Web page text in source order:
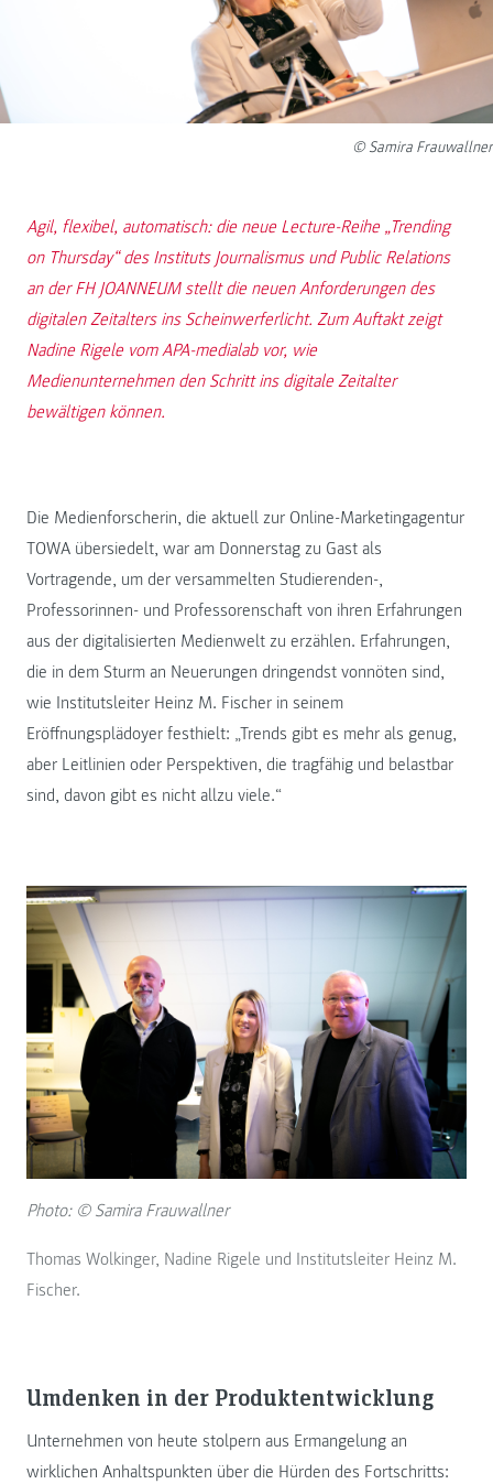
© Samira Frauwallner
Agil, flexibel, automatisch: die neue Lecture-Reihe „Trending
on Thursday“ des Instituts Journalismus und Public Relations
an der FH JOANNEUM stellt die neuen Anforderungen des
digitalen Zeitalters ins Scheinwerferlicht. Zum Auftakt zeigt
Nadine Rigele vom APA-medialab vor, wie
Medienunternehmen den Schritt ins digitale Zeitalter
bewältigen können.
Die Medienforscherin, die aktuell zur Online-Marketingagentur
TOWA übersiedelt, war am Donnerstag zu Gast als
Vortragende, um der versammelten Studierenden-,
Professorinnen- und Professorenschaft von ihren Erfahrungen
aus der digitalisierten Medienwelt zu erzählen. Erfahrungen,
die in dem Sturm an Neuerungen dringendst vonnöten sind,
wie Institutsleiter Heinz M. Fischer in seinem
Eröffnungsplädoyer festhielt: „Trends gibt es mehr als genug,
aber Leitlinien oder Perspektiven, die tragfähig und belastbar
sind, davon gibt es nicht allzu viele.“
Photo: © Samira Frauwallner
Thomas Wolkinger, Nadine Rigele und Institutsleiter Heinz M.
Fischer.
Umdenken in der Produktentwicklung
Unternehmen von heute stolpern aus Ermangelung an
wirklichen Anhaltspunkten über die Hürden des Fortschritts: